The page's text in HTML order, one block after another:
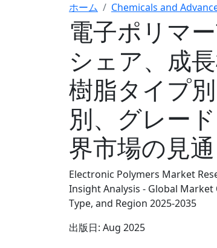
ホーム
Chemicals and
電子ポリマ
シェア、成
樹脂タイプ
別、グレー
界市場の見
Electronic Polymers Market
Insight Analysis - Global Market
Type, and Region 2025-2035
出版日: Aug 2025